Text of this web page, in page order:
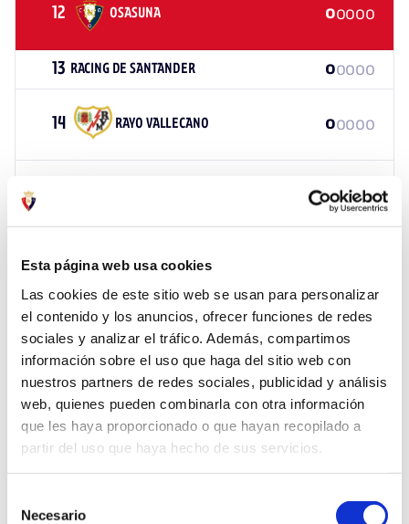
Esta página web usa cookies
Las cookies de este sitio web se usan para personalizar
el contenido y los anuncios, ofrecer funciones de redes
sociales y analizar el tráfico. Además, compartimos
información sobre el uso que haga del sitio web con
nuestros partners de redes sociales, publicidad y análisis
web, quienes pueden combinarla con otra información
que les haya proporcionado o que hayan recopilado a
partir del uso que haya hecho de sus servicios.
Necesario
12 OSASUNA 00000
13 RACING DE SANTANDER 00000
14 RAYO VALLECANO 00000
00000
16 REAL MADRID
17 REAL SOCIEDAD 000
18 SEVILLA 0000
19